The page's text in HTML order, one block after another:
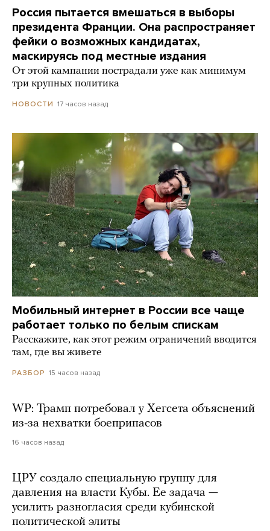
Россия пытается вмешаться в выборы
президента Франции. Она распространяет
фейки о возможных кандидатах,
маскируясь под местные издания
От этой кампании пострадали уже как минимум
три крупных политика
НОВОСТИ 17 часов назад
Мобильный интернет в России все чаще
работает только по белым спискам
Расскажите, как этот режим ограничений вводится
там, где вы живете
РАЗБОР 15 часов назад
WP: Трамп потребовал у Хегсета объяснений
из-за нехватки боеприпасов
16 часов назад
ЦРУ создало специальную группу для
давления на власти Кубы. Ее задача —
усилить разногласия среди кубинской
политической элиты